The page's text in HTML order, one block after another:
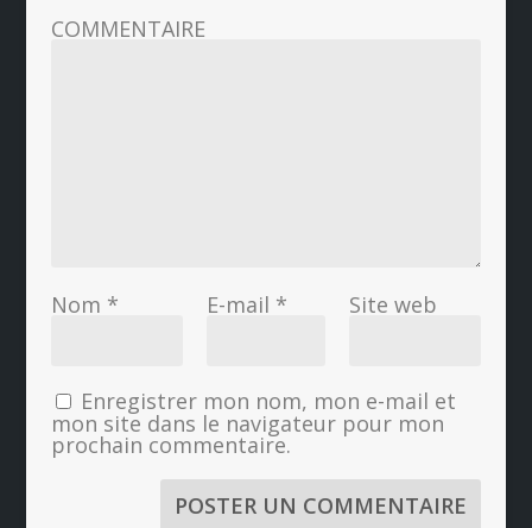
COMMENTAIRE
Nom * E-mail * Site web
Enregistrer mon nom, mon e-mail et
mon site dans le navigateur pour mon
prochain commentaire.